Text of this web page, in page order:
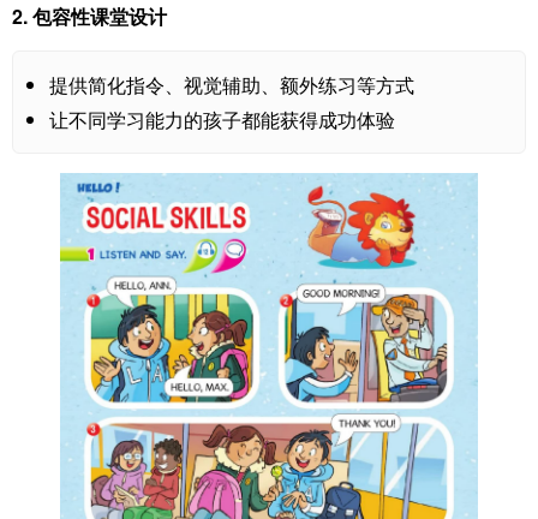
2.包容性课堂设计
提供简化指令、视觉辅助、额外练习等方式
让不同学习能力的孩子都能获得成功体验